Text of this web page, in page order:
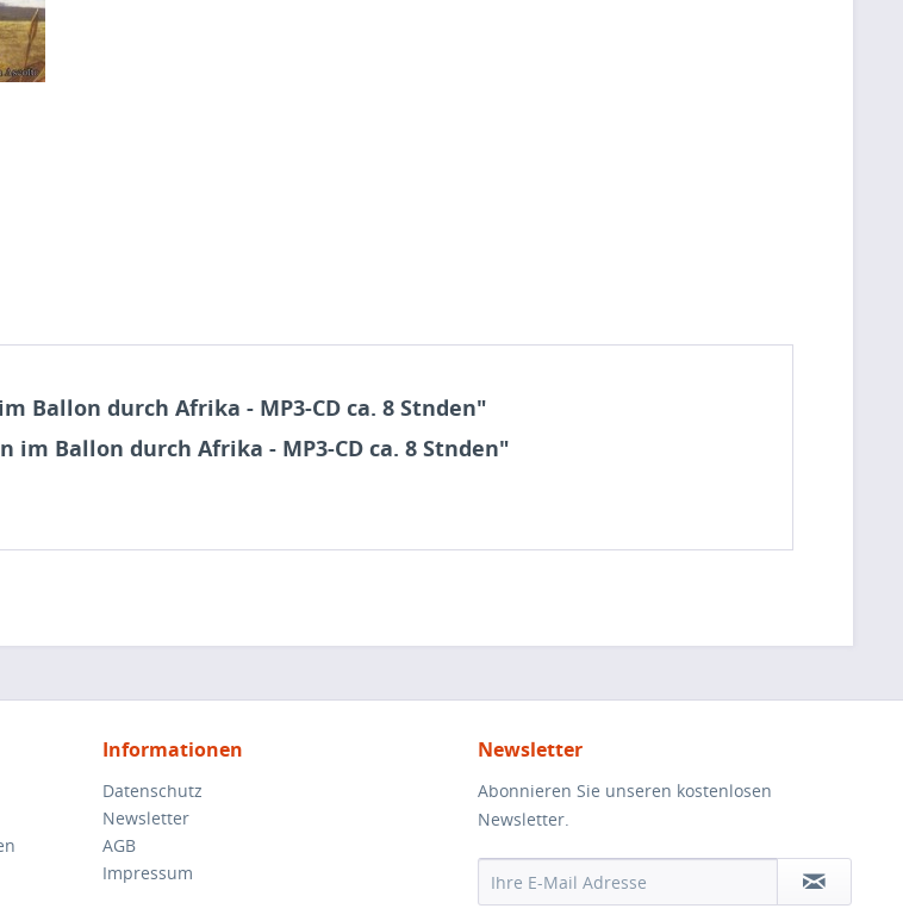
Ballon durch Afrika - MP3-CD ca. 8 Stnden"
Ballon durch Afrika - MP3-CD ca. 8 Stnden"
Informationen
Datenschutz
Newsletter
AGB
Impressum
Newsletter
Abonnieren Sie unseren kostenlosen
Newsletter.